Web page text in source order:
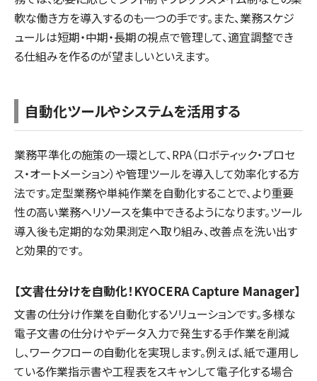
軟な働き方を導入するのも一つの手です。また、業務スケジ
ュールは短期・中期・長期の視点で管理して、適宜調整でき
る仕組みを作るのが望ましいといえます。
自動化ツールやシステムを活用する
業務平準化の施策の一環として、RPA（ロボティック・プロセ
ス・オートメーション）や管理ツールを導入して効率化する方
法です。定型業務や単純作業を自動化することで、より重要
性の高い業務へリソースを集中できるようになります。ツール
導入後も定期的な効果測定へ取り組み、改善点を洗い出す
と効果的です。
【文書仕分けを自動化！KYOCERA Capture Manager】
文書の仕分け作業を自動化するソリューションです。多様な
電子文書の仕分けやデータ入力で発生する手作業を削減
し、ワークフローの自動化を実現します。例えば、紙で運用し
ている作業指示書や工程表をスキャンして電子化する場合